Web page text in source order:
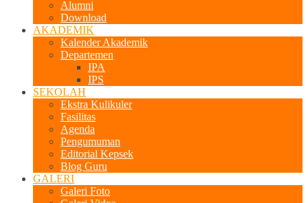
Alumni
Download
AKADEMIK
Kalender Akademik
Departemen
IPA
IPS
SEKOLAH
Ekstra Kulikuler
Fasilitas
Agenda
Pengumuman
Editorial Kepsek
Blog Guru
GALERI
Galeri Foto